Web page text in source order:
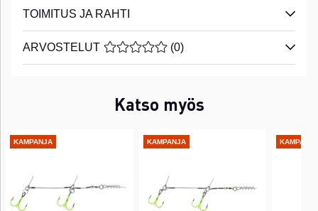
TOIMITUS JA RAHTI
ARVOSTELUT KESKIARVOLUOKITUS 0 / 5
(0)
Katso myös
KAMPANJA KAMPANJA